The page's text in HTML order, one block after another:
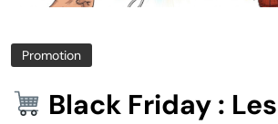
Promotion
Black Friday : Les